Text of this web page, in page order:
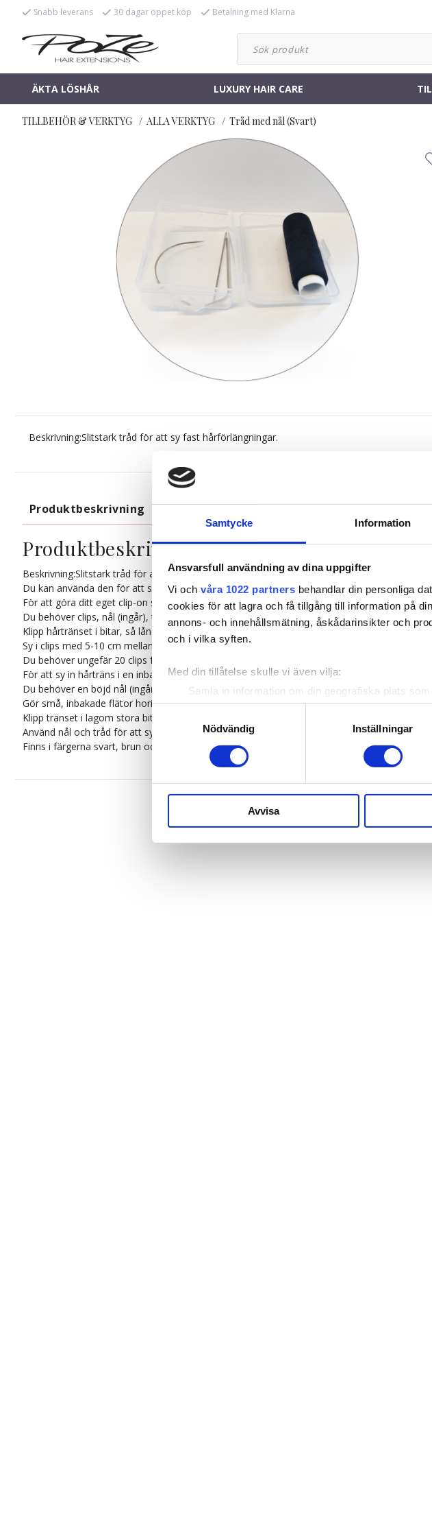
Samtycke Information
Ansvarsfull användning av dina uppgifter
Vi och våra 1022 partners behandlar din personliga
cookies för att lagra och få tillgång till information på
annons- och innehållsmätning, åskådarinsikter och
och i vilka syften.
Med din tillåtelse skulle vi även vilja:
Samla in information om din geografiska plats
Identifiera din enhet genom att aktivt skanna den
Ta reda på mer om hur dina personliga uppgifter
sociala medier och analysera vår trafik. Vi
till de sociala medier och annons- och analysföretag
med annan information som du har tillhandahållit eller
Samtyckesval
Nödvändig
Inställningar
Avvisa
Snabb leverans 30 dagar öppet köp Betalning med Klarna
ÄKTA LÖSHÅR LUXURY HAIR CARE
TILLBEHÖR & VERKTYG ALLA VERKTYG Tråd med nål (Svart)
Beskrivning:Slitstark tråd för att sy fast hårförlängningar.
Produktbeskrivning
Produktbeskrivning
Beskrivning:Slitstark tråd för att sy fast hårförlängningar.
Du kan använda den för att sy fast ett hårträns i på en inbakad fläta i ditt eget hår eller att
För att göra ditt eget clip-on set:
Du behöver clips, nål (ingår), tråd och ett hårträns.
Klipp hårtränset i bitar, så långa som du önskar dem.
Sy i clips med 5-10 cm mellanrum.
Du behöver ungefär 20 clips för ett clip-on set.
För att sy in hårträns i en inbakad fläta:
Du behöver en böjd nål (ingår), tråd och ett hårträns.
Gör små, inbakade flätor horisontellt av ditt eget hår.
Klipp tränset i lagom stora bitar.
Använd nål och tråd för att sy fast tränset i flätorna.
Finns i färgerna svart, brun och blond.